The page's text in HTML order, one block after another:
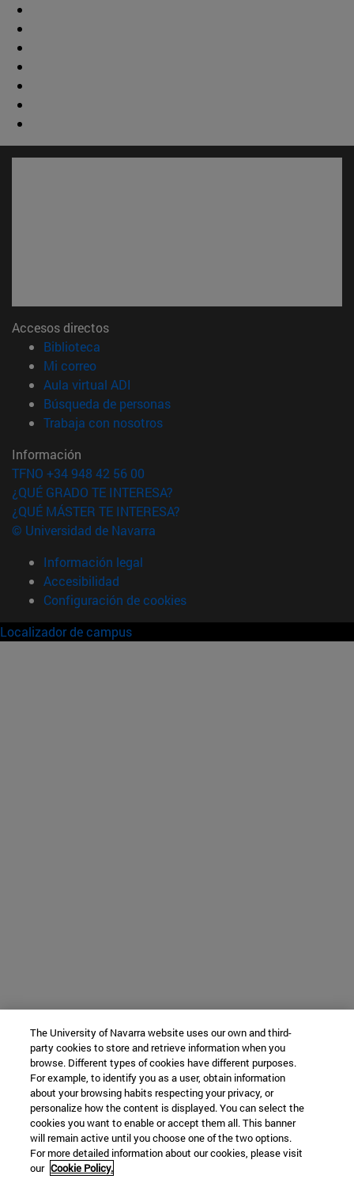
Accesos directos
Biblioteca
Mi correo(abre en nueva ventana)
Aula virtual ADI
Búsqueda de personas(abre en nueva ventana)
Trabaja con nosotros(abre en nueva ventana)
Información
TFNO +34 948 42 56 00
¿QUÉ GRADO TE INTERESA?
¿QUÉ MÁSTER TE INTERESA?
© Universidad de Navarra
Información legal
Accesibilidad
Configuración de cookies
Localizador de campus
The University of Navarra website uses our own and third-
party cookies to store and retrieve information when you
browse. Different types of cookies have different purposes.
For example, to identify you as a user, obtain information
about your browsing habits respecting your privacy, or
personalize how the content is displayed. You can select the
cookies you want to enable or accept them all. This banner
will remain active until you choose one of the two options.
For more detailed information about our cookies, please visit
our Cookie Policy.